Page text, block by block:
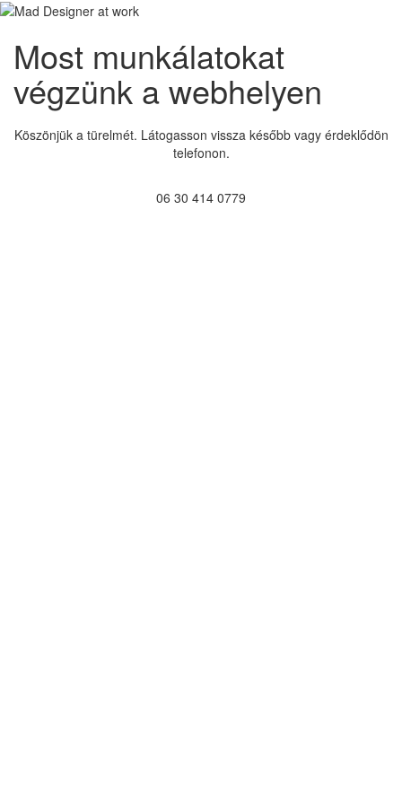
Most munkálatokat
végzünk a webhelyen
Köszönjük a türelmét. Látogasson vissza később vagy érdeklődön
telefonon.
06 30 414 0779